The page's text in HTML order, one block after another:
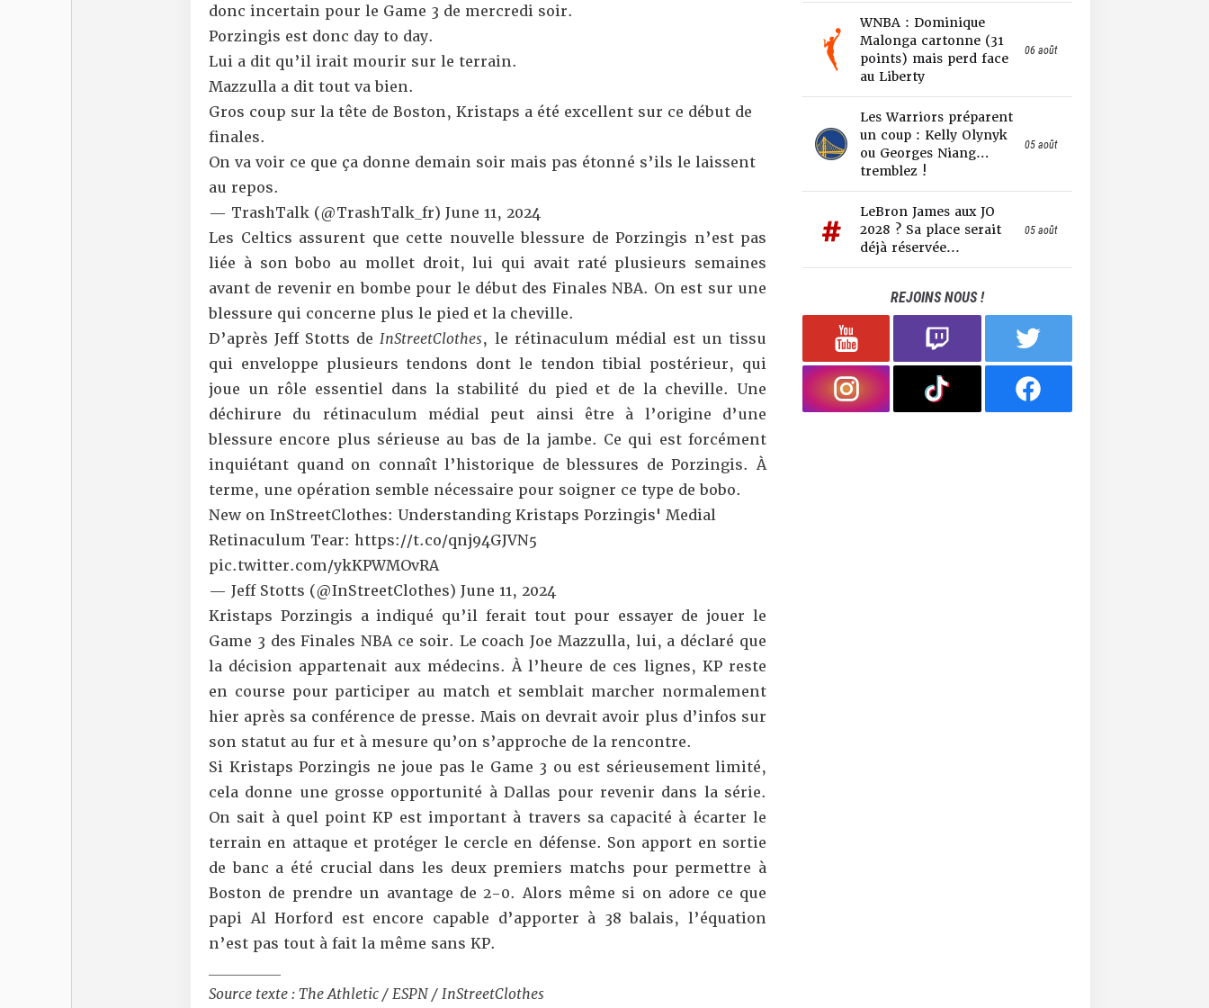
donc incertain pour le Game 3 de mercredi soir.
Porzingis est donc day to day.
Lui a dit qu’il irait mourir sur le terrain.
Mazzulla a dit tout va bien.
Gros coup sur la tête de Boston, Kristaps a été excellent sur ce début de
finales.
On va voir ce que ça donne demain soir mais pas étonné s’ils le laissent
au repos.
— TrashTalk (@TrashTalk_fr) June 11, 2024
Les Celtics assurent que cette nouvelle blessure de Porzingis n’est pas
liée à son bobo au mollet droit, lui qui avait raté plusieurs semaines
avant de revenir en bombe pour le début des Finales NBA. On est sur une
blessure qui concerne plus le pied et la cheville.
D’après Jeff Stotts deInStreetClothes, le rétinaculum médial est un tissu
qui enveloppe plusieurs tendons dont le tendon tibial postérieur, qui
joue un rôle essentiel dans la stabilité du pied et de la cheville. Une
déchirure du rétinaculum médial peut ainsi être à l’origine d’une
blessure encore plus sérieuse au bas de la jambe. Ce qui est forcément
inquiétant quand on connaît l’historique de blessures de Porzingis. À
terme, une opération semble nécessaire pour soigner ce type de bobo.
New on InStreetClothes: Understanding Kristaps Porzingis' Medial
Retinaculum Tear: https://t.co/qnj94GJVN5
pic.twitter.com/ykKPWMOvRA
— Jeff Stotts (@InStreetClothes) June 11, 2024
Kristaps Porzingis a indiqué qu’il ferait tout pour essayer de jouer le
Game 3 des Finales NBA ce soir. Le coach Joe Mazzulla, lui, a déclaré que
la décision appartenait aux médecins. À l’heure de ces lignes, KP reste
en course pour participer au match et semblait marcher normalement
hier après sa conférence de presse. Mais on devrait avoir plus d’infos sur
son statut au fur et à mesure qu’on s’approche de la rencontre.
Si Kristaps Porzingis ne joue pas le Game 3 ou est sérieusement limité,
cela donne une grosse opportunité à Dallas pour revenir dans la série.
On sait à quel point KP est important à travers sa capacité à écarter le
terrain en attaque et protéger le cercle en défense. Son apport en sortie
de banc a été crucial dans les deux premiers matchs pour permettre à
Boston de prendre un avantage de 2-0. Alors même si on adore ce que
papi Al Horford est encore capable d’apporter à 38 balais, l’équation
n’est pas tout à fait la même sans KP.
Source texte : The Athletic / ESPN / InStreetClothes
WNBA : Dominique
Malonga cartonne (31
points) mais perd face
au Liberty
06 août
Les Warriors préparent
un coup : Kelly Olynyk
ou Georges Niang…
tremblez !
05 août
LeBron James aux JO
2028 ? Sa place serait
déjà réservée...
05 août
REJOINS NOUS !